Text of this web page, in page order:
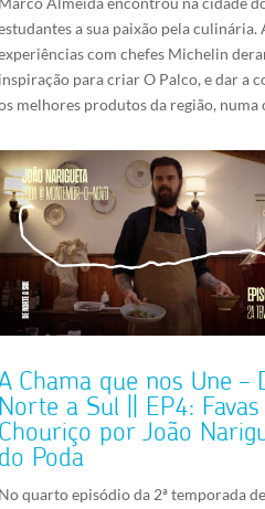
a sua paixão pela culinária.
com chefes Michelin
inspiração para criar O Palco, e dar a
melhores produtos da região, numa
Chama que nos Une –
Norte a Sul || EP4:
Chouriço por João
do Poda
No quarto episódio da 2ª temporada